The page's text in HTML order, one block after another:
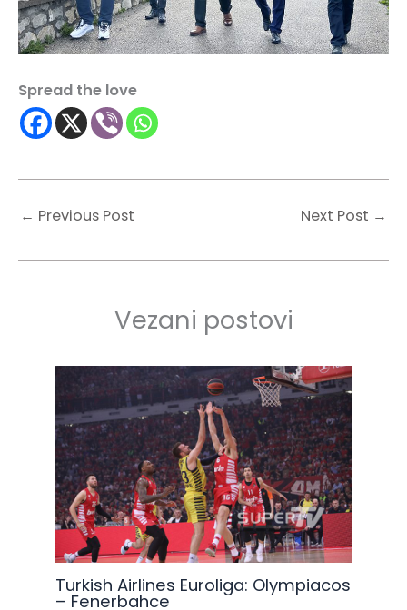
Spread the love
← Previous Post Next Post →
Vezani postovi
Turkish Airlines Euroliga: Olympiacos
– Fenerbahce